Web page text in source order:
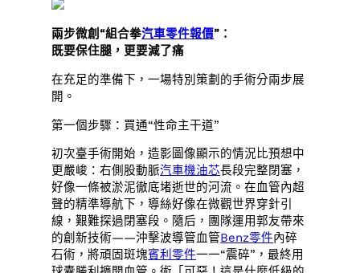
兩步微創“組合拳汽車零件報價”：
既要保住腿，更要減了痛
在充足的準備下，一場特別策劃的手術分兩步展
開。
第一個步驟：買通“性命主干道”
初次臺手術開始，造影圖像顯示的情況比預想中
更嚴峻：右側股動脈汽車機油芯長段完整閉塞，
好像一條被淤泥徹底堵逝世的河流。在血管內超
聲的精準導航下，導絲好像在微觀世界穿針引
線，艱難探過閉塞段。隨后，團隊運用郭友帶來
的創新技術——沖擊波導管血管Benz零件內碎
石術，將頑固斑塊賓利零件一一“震碎”，最終用